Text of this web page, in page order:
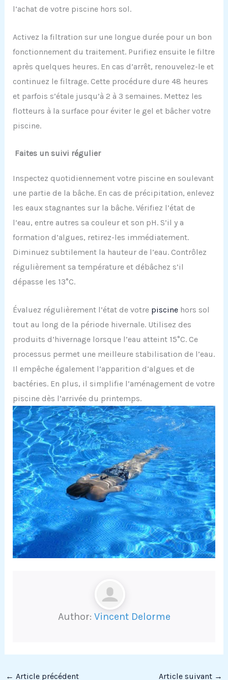
l’achat de votre piscine hors sol.
Activez la filtration sur une longue durée pour un bon
fonctionnement du traitement. Purifiez ensuite le filtre
après quelques heures. En cas d’arrêt, renouvelez-le et
continuez le filtrage. Cette procédure dure 48 heures
et parfois s’étale jusqu’à 2 à 3 semaines. Mettez les
flotteurs à la surface pour éviter le gel et bâcher votre
piscine.
Faites un suivi régulier
Inspectez quotidiennement votre piscine en soulevant
une partie de la bâche. En cas de précipitation, enlevez
les eaux stagnantes sur la bâche. Vérifiez l’état de
l’eau, entre autres sa couleur et son pH. S’il y a
formation d’algues, retirez-les immédiatement.
Diminuez subtilement la hauteur de l’eau. Contrôlez
régulièrement sa température et débâchez s’il
dépasse les 13°C.
Évaluez régulièrement l’état de votre piscinehors sol
tout au long de la période hivernale. Utilisez des
produits d’hivernage lorsque l’eau atteint 15°C. Ce
processus permet une meilleure stabilisation de l’eau.
Il empêche également l’apparition d’algues et de
bactéries. En plus, il simplifie l’aménagement de votre
piscine dès l’arrivée du printemps.
Author: Vincent Delorme
← Article précédent Article suivant →